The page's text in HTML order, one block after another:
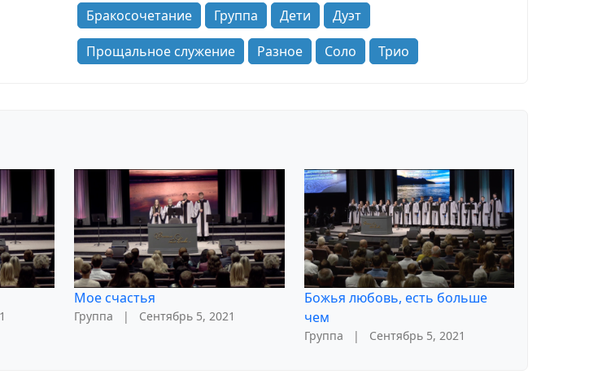
Бракосочетание
Группа Дети
Дуэт
Прощальное служение
Разное Соло Трио
Мое счастья
Группа | Сентябрь 5, 2021
Божья любовь, есть больше
чем
Группа | Сентябрь 5, 2021